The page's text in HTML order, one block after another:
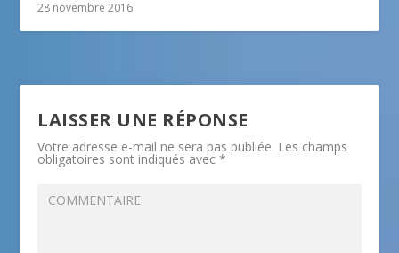
28 novembre 2016
LAISSER UNE RÉPONSE
Votre adresse e-mail ne sera pas publiée. Les champs
obligatoires sont indiqués avec*